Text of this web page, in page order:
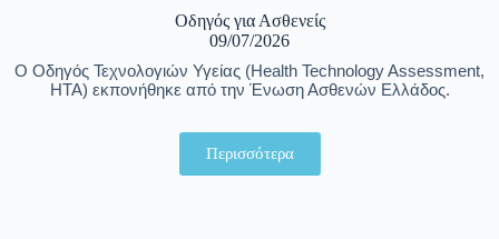
Οδηγός για Ασθενείς
09/07/2026
Ο Οδηγός Τεχνολογιών Υγείας (Health Technology Assessment,
HTA) εκπονήθηκε από την Ένωση Ασθενών Ελλάδος.
Περισσότερα